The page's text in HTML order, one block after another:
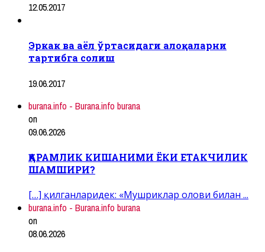
12.05.2017
Эркак ва аёл ўртасидаги алоқаларни
тартибга солиш
19.06.2017
burana.info - Burana.info burana
on
09.06.2026
ҚАРАМЛИК КИШАНИМИ ЁКИ ЕТАКЧИЛИК
ШАМШИРИ?
[…] қилганларидек: «Мушриклар олови билан ...
burana.info - Burana.info burana
on
08.06.2026